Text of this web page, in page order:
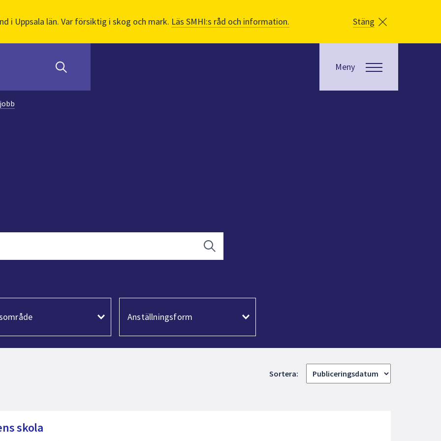
i Uppsala län. Var försiktig i skog och mark. Läs SMHI:s råd och information. Stäng
Meny
Sök
påAnställningsform
anställningsform
Sortera:
skola